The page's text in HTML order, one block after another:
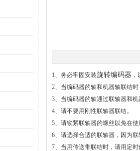
1、务必牢固安装旋转编码器
2、当编码器的轴和机器轴联结
3、当编码器的轴通过联轴器和
4、请不要用刚性联轴器联结。
5、请锁紧联轴器的螺丝以免在
6、请选择合适的联轴器，因为
7、当用传送带联结时，请用定